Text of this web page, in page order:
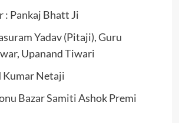
: Pankaj Bhatt Ji
Yadav (Pitaji), Guru
Upanand Tiwari
Kumar Netaji
Bazar Samiti Ashok Premi